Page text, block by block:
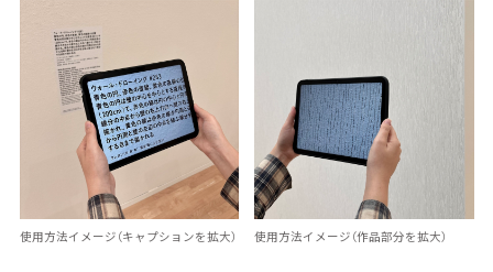
使用方法イメージ（キャプションを拡大） 使用方法イメージ（作品部分を拡大）